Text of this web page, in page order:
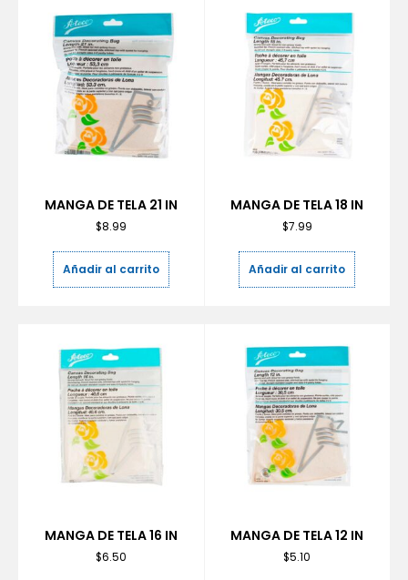
MANGA DE TELA 21 IN
$8.99
Añadir al carrito
MANGA DE TELA 18 IN
$7.99
Añadir al carrito
MANGA DE TELA 16 IN
$6.50
MANGA DE TELA 12 IN
$5.10